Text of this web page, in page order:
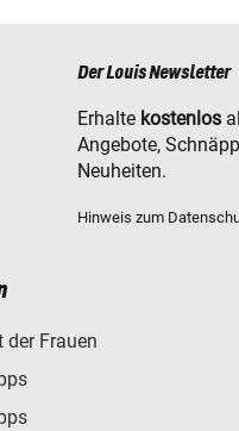
Der Louis Newsletter
Erhalte kostenlos
Angebote,
Neuheiten.
Hinweis zum
der Frauen